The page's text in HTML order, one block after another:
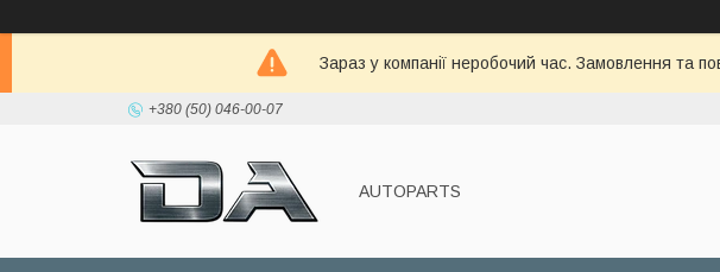
Зараз у компанії неробочий час. Замовлення та
+380 (50) 046-00-07
AUTOPARTS